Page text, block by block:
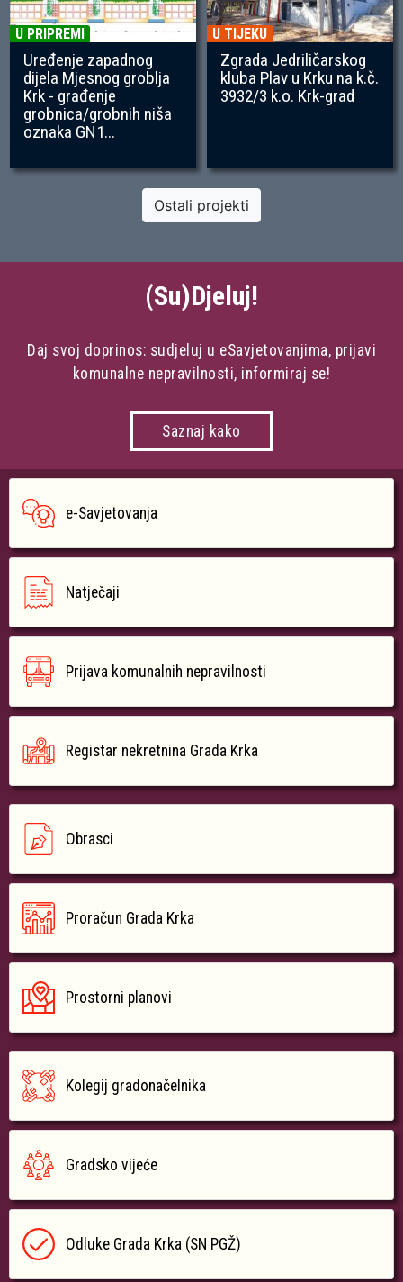
U PRIPREMI
Uređenje zapadnog
dijela Mjesnog groblja
Krk - građenje
grobnica/grobnih niša
oznaka GN1...
U TIJEKU
Zgrada Jedriličarskog
kluba Plav u Krku na k.č.
3932/3 k.o. Krk-grad
Ostali projekti
(Su)Djeluj!
Daj svoj doprinos: sudjeluj u eSavjetovanjima, prijavi
komunalne nepravilnosti, informiraj se!
Saznaj kako
e-Savjetovanja
Natječaji
Prijava komunalnih nepravilnosti
Registar nekretnina Grada Krka
Obrasci
Proračun Grada Krka
Prostorni planovi
Kolegij gradonačelnika
Gradsko vijeće
Odluke Grada Krka (SN PGŽ)